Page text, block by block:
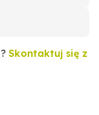
Skontaktuj się z